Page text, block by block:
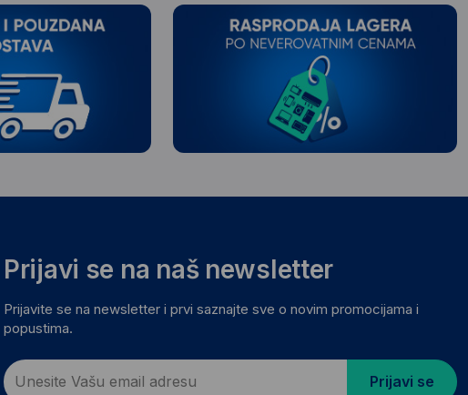
Prijavi se na naš newsletter
Prijavite se na newsletter i prvi saznajte sve o novim promocijama i
popustima.
Prijavi se